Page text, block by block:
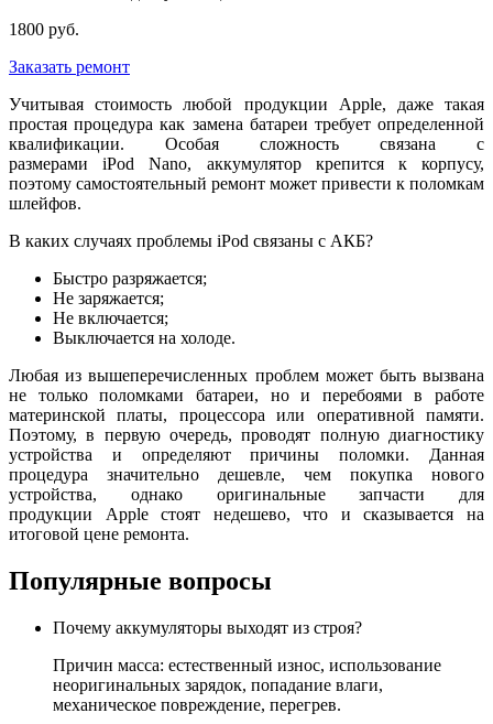
1800 руб.
Заказать ремонт
Учитывая стоимость любой продукции Apple, даже такая
простая процедура как замена батареи требует определенной
квалификации. Особая сложность связана с
размерами iPod Nano, аккумулятор крепится к корпусу,
поэтому самостоятельный ремонт может привести к поломкам
шлейфов.
В каких случаях проблемы iPod связаны с АКБ?
Быстро разряжается;
Не заряжается;
Не включается;
Выключается на холоде.
Любая из вышеперечисленных проблем может быть вызвана
не только поломками батареи, но и перебоями в работе
материнской платы, процессора или оперативной памяти.
Поэтому, в первую очередь, проводят полную диагностику
устройства и определяют причины поломки. Данная
процедура значительно дешевле, чем покупка нового
устройства, однако оригинальные запчасти для
продукции Apple стоят недешево, что и сказывается на
итоговой цене ремонта.
Популярные вопросы
Почему аккумуляторы выходят из строя?
Причин масса: естественный износ, использование
неоригинальных зарядок, попадание влаги,
механическое повреждение, перегрев.